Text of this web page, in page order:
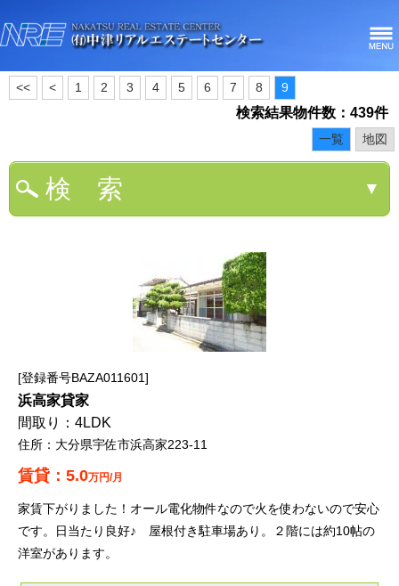
<< < 1 2 3 4 5 6 7 8 9
検索結果物件数：439件
地図
一覧
検 索 ▼
登録番号BAZA011601
浜高家貸家
4LDK
大分県宇佐市浜高家223-11
5.0万円/月
家賃下がりました！オール電化物件なので火を使わないので安心
です。日当たり良好♪ 屋根付き駐車場あり。２階には約10帖の
洋室があります。